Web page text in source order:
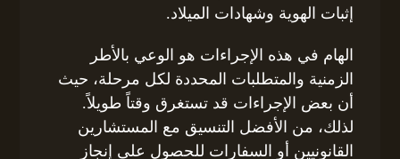
إثبات الهوية وشهادات الميلاد.
الهام في هذه الإجراءات هو الوعي بالأطر
الزمنية والمتطلبات المحددة لكل مرحلة، حيث
أن بعض الإجراءات قد تستغرق وقتاً طويلاً.
لذلك، من الأفضل التنسيق مع المستشارين
القانونيين أو السفارات للحصول على إنجاز